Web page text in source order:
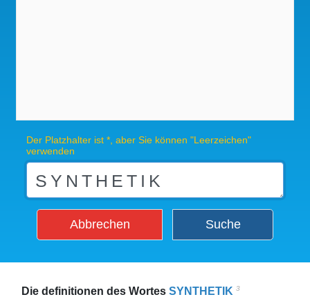
Der Platzhalter ist *, aber Sie können "Leerzeichen"
verwenden
Abbrechen Suche
Die definitionen des Wortes SYNTHETIK 3